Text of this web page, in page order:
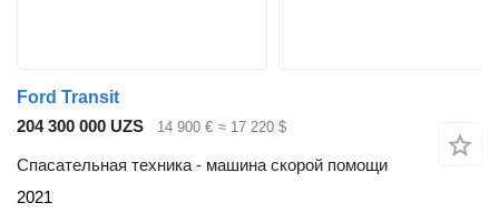
Ford Transit
204 300 000 UZS
14 900 € ≈ 17 220 $
Спасательная техника - машина скорой помощи
2021